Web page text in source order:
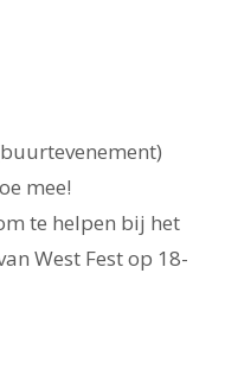
mee!
te helpen bij het
West Fest op 18-